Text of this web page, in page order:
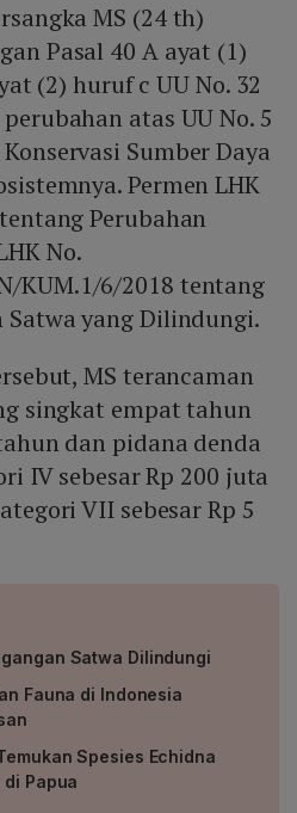
MS (24 th)
Pasal 40 A ayat (1)
(2) huruf c UU No. 32
atas UU No. 5
Sumber Daya
Permen LHK
Perubahan
No.
KUM.1/6/2018 tentang
Satwa yang Dilindungi.
MS terancaman
singkat empat tahun
dan pidana denda
IV sebesar Rp 200 juta
VII sebesar Rp 5
Satwa Dilindungi
Fauna di Indonesia
Spesies Echidna
Papua